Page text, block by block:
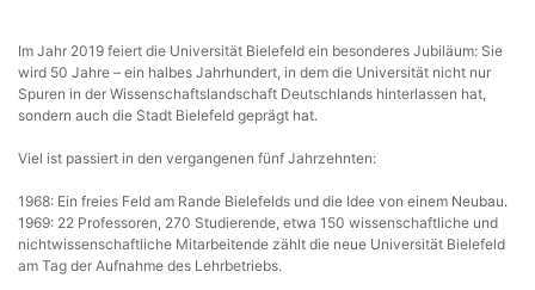
Im Jahr 2019 feiert die Universität Bielefeld ein besonderes Jubiläum: Sie
wird 50 Jahre – ein halbes Jahrhundert, in dem die Universität nicht nur
Spuren in der Wissenschaftslandschaft Deutschlands hinterlassen hat,
sondern auch die Stadt Bielefeld geprägt hat.
Viel ist passiert in den vergangenen fünf Jahrzehnten:
1968: Ein freies Feld am Rande Bielefelds und die Idee von einem Neubau.
1969: 22 Professoren, 270 Studierende, etwa 150 wissenschaftliche und
nichtwissenschaftliche Mitarbeitende zählt die neue Universität Bielefeld
am Tag der Aufnahme des Lehrbetriebs.